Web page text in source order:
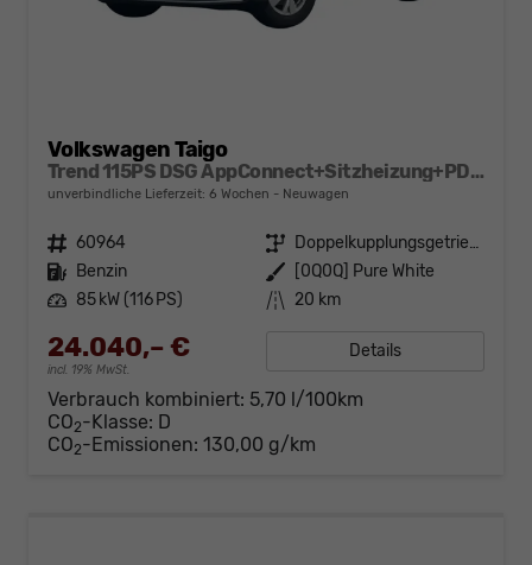
Volkswagen Taigo
Trend 115PS DSG AppConnect+Sitzheizung+PDC+Alu16+LED+DAB+FrontAssist
unverbindliche Lieferzeit: 6 Wochen Neuwagen
Fahrzeugnr. 60964 Getriebe
Doppelkupplungsgetriebe (DSG)
Kraftstoff Benzin Außenfarbe
[0Q0Q] Pure White
Leistung 85 kW (116 PS) Kilometerstand 20 km
24.040,– €
incl. 19% MwSt.
Details
Verbrauch kombiniert: 5,70 l/100km
CO2-Klasse: D
CO2-Emissionen: 130,00 g/km